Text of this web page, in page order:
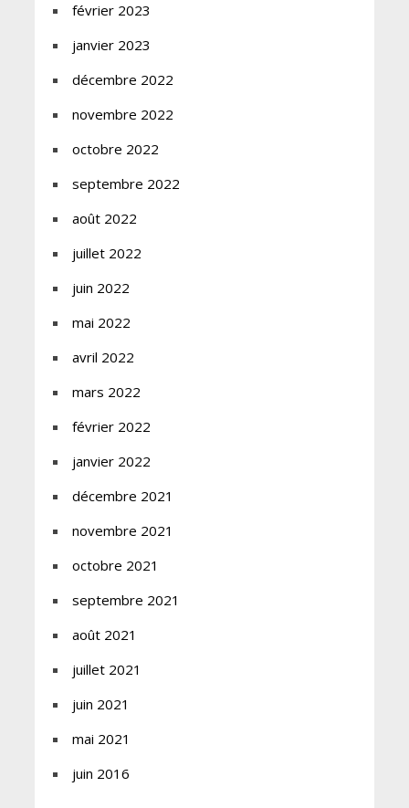
février 2023
janvier 2023
décembre 2022
novembre 2022
octobre 2022
septembre 2022
août 2022
juillet 2022
juin 2022
mai 2022
avril 2022
mars 2022
février 2022
janvier 2022
décembre 2021
novembre 2021
octobre 2021
septembre 2021
août 2021
juillet 2021
juin 2021
mai 2021
juin 2016